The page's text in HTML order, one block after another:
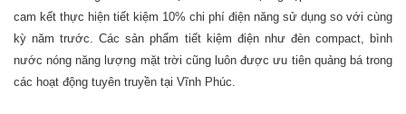
cam kết thực hiện tiết kiệm 10% chi phí điện năng sử dụng so với cùng
kỳ năm trước. Các sản phẩm tiết kiệm điện như đèn compact, bình
nước nóng năng lượng mặt trời cũng luôn được ưu tiên quảng bá trong
các hoạt động tuyên truyền tại Vĩnh Phúc.